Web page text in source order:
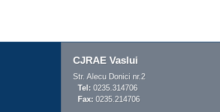
CJRAE Vaslui
Str. Alecu Donici nr.2
Tel: 0235.314706
Fax: 0235.214706